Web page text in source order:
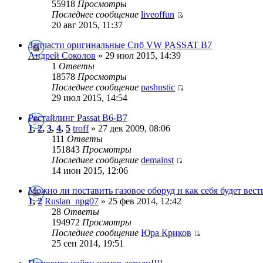
55918 Просмотры
Последнее сообщение liveoffun
20 авг 2015, 11:37
Запчасти оригинальные Спб VW PASSAT B7
Андрей Cоколов » 29 июл 2015, 14:39
1 Ответы
18578 Просмотры
Последнее сообщение pashustic
29 июл 2015, 14:54
Рестайлинг Passat B6-B7
1,2, 3, 4, 5 troff» 27 дек 2009, 08:06
111 Ответы
151843 Просмотры
Последнее сообщение demainst
14 июн 2015, 12:06
Можно ли поставить газовое оборуд и как себя будет
1,2 Ruslan_npg07 » 25 фев 2014, 12:42
28 Ответы
194972 Просмотры
Последнее сообщение Юра Криков
25 сен 2014, 19:51